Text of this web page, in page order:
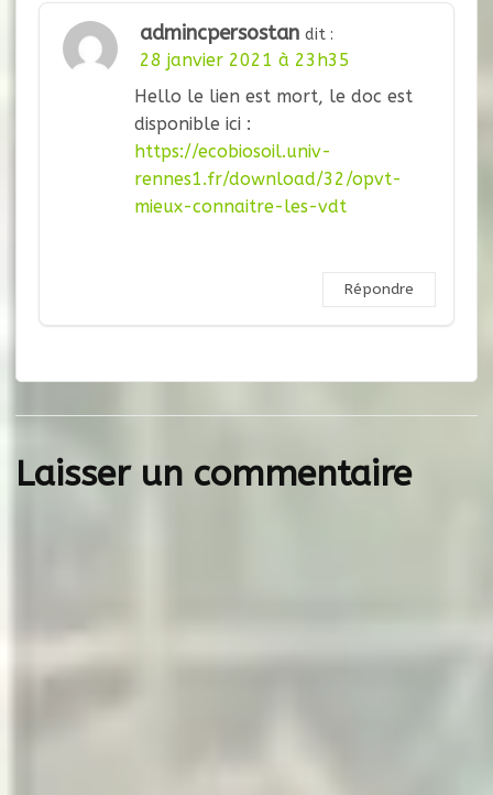
admincpersostan dit :
28 janvier 2021 à 23h35
Hello le lien est mort, le doc est
disponible ici :
https://ecobiosoil.univ-
rennes1.fr/download/32/opvt-
mieux-connaitre-les-vdt
Répondre
Laisser un commentaire